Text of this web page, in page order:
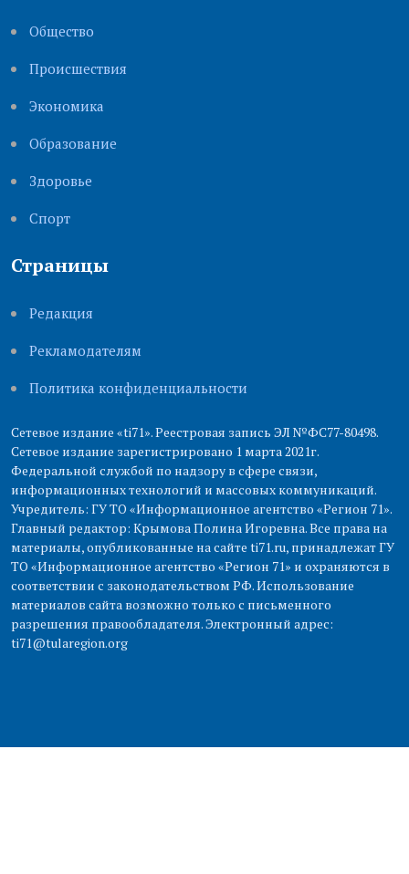
Общество
Происшествия
Экономика
Образование
Здоровье
Cпорт
Страницы
Редакция
Рекламодателям
Политика конфиденциальности
Сетевое издание «ti71». Реестровая запись ЭЛ №ФС77-80498.
Сетевое издание зарегистрировано 1 марта 2021г.
Федеральной службой по надзору в сфере связи,
информационных технологий и массовых коммуникаций.
Учредитель: ГУ ТО «Информационное агентство «Регион 71».
Главный редактор: Крымова Полина Игоревна. Все права на
материалы, опубликованные на сайте ti71.ru, принадлежат ГУ
ТО «Информационное агентство «Регион 71» и охраняются в
соответствии с законодательством РФ. Использование
материалов сайта возможно только с письменного
разрешения правообладателя. Электронный адрес:
ti71@tularegion.org